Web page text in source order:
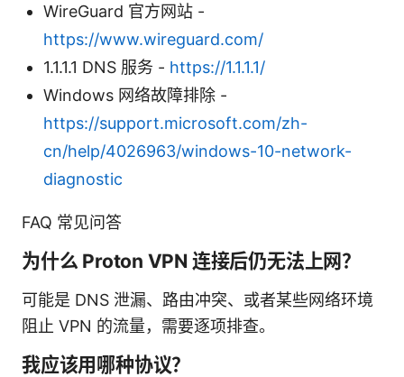
WireGuard 官方网站 -
https://www.wireguard.com/
1.1.1.1 DNS 服务 - https://1.1.1.1/
Windows 网络故障排除 -
https://support.microsoft.com/zh-
cn/help/4026963/windows-10-network-
diagnostic
FAQ 常见问答
为什么 Proton VPN 连接后仍无法上网？
可能是 DNS 泄漏、路由冲突、或者某些网络环境
阻止 VPN 的流量，需要逐项排查。
我应该用哪种协议？